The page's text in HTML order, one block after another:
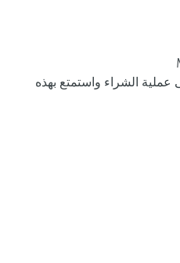
الشراء واستمتع بهذه